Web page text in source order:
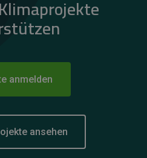
anmelden
ansehen